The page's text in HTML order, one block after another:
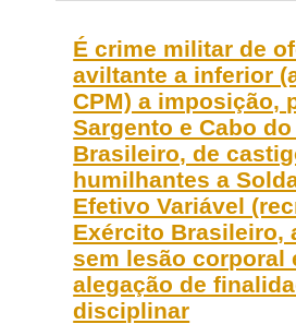
É crime militar de
aviltante a inferior
CPM) a imposição,
Sargento e Cabo
Brasileiro, de
humilhantes a
Efetivo Variável
Exército Brasileiro,
sem lesão corporal
alegação de
disciplinar